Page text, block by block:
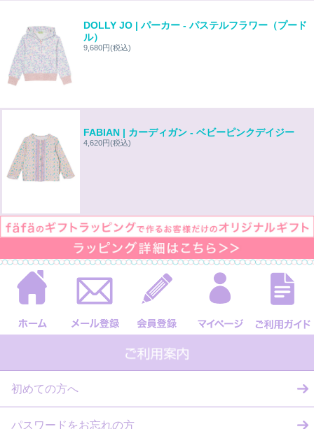
DOLLY JO | パーカー - パステルフラワー（プード
ル）
9,680円(税込)
FABIAN | カーディガン - ベビーピンクデイジー
4,620円(税込)
初めての方へ
パスワードをお忘れの方